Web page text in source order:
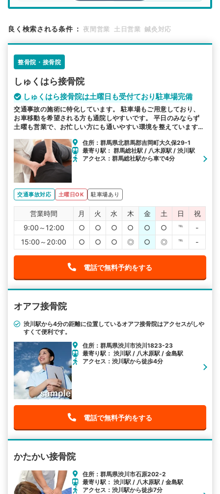
検索する
駅から探す 院名から探す
良く検索される条件 ： 夜間営業 土日営業 鍼灸対応
整骨院・接骨院
しゅくはら接骨院
しゅくはら接骨院は土曜日も受付ており駐車場完備
交通事故の施術に特化しています。 駐車場もご用意しており、
お車移動を希望される方も通院しやすいです。 平日のみならず
土曜も営業で、お忙しい方にも通いやすい環境を整えています。
住所：群馬県北群馬郡吉岡町大久保29-1
最寄り駅： 群馬総社駅 / 八木原駅 / 渋川駅
アクセス：群馬総社駅から車で4分
交通事故対応 土曜日OK 駐車場あり
営業時間 月 火 水 木 金 土 日
祝
9:00～12:00
○ ○ ○ ○ ○ ○ ℡
-
15:00～20:00
○ ○ ○ ◎ ○ ◎ ℡ -
電話で無料予約をする
オアフ接骨院
渋川駅から4分の距離に位置しているオアフ接骨院はアクセスがしや
すくて便利です。
住所：群馬県渋川市渋川1823-23
最寄り駅： 渋川駅 / 八木原駅 / 金島駅
アクセス：渋川駅から徒歩4分
電話で無料予約をする
かたかい接骨院
住所：群馬県渋川市石原202-2
最寄り駅： 渋川駅 / 八木原駅 / 金島駅
アクセス：渋川駅から徒歩7分